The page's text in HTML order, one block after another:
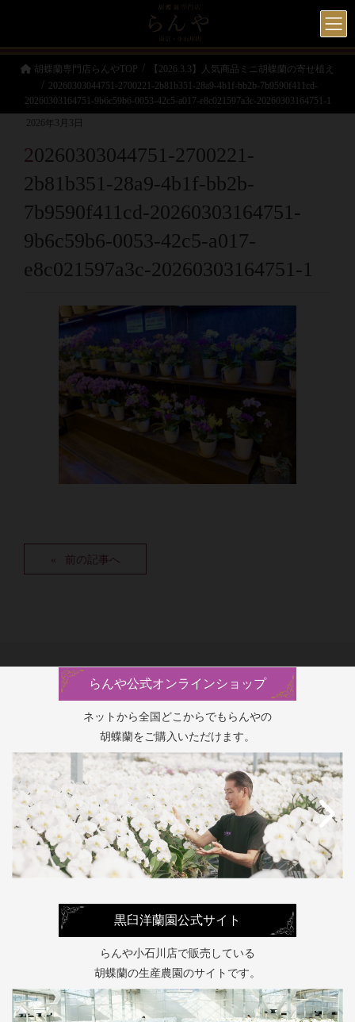
胡蝶蘭専門店らんやTOP
【2026.3.3】人気商品ミニ胡蝶蘭の寄せ植え
20260303044751-2700221-2b81b351-28a9-4b1f-bb2b-7b9590f411cd-
20260303164751-9b6c59b6-0053-42c5-a017-e8c021597a3c-20260303164751-1
2026年3月3日
20260303044751-2700221-
2b81b351-28a9-4b1f-bb2b-
7b9590f411cd-20260303164751-
9b6c59b6-0053-42c5-a017-
e8c021597a3c-20260303164751-1
前の記事へ
らんや公式オンラインショップ
ネットから全国どこからでもらんやの
胡蝶蘭をご購入いただけます。
黒臼洋蘭園公式サイト
らんや小石川店で販売している
胡蝶蘭の生産農園のサイトです。